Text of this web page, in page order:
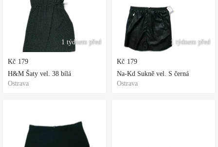
1 týdnem před
Kč 179
H&M Šaty vel. 38 bílá
Ostrava
1 týdnem před
Kč 179
Na-Kd Sukně vel. S černá
Ostrava